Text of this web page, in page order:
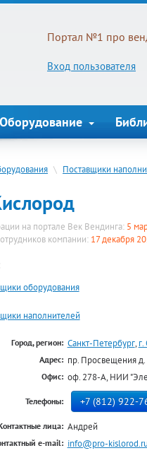
Портал №1 про
Вход пользователя
Оборудование
\ Поставщики
на портале Век Вендинга: 5
компании: 17 декабря
оборудования
наполнителей
Город, регион: Санкт-Петербург,
Адрес: пр. Просвещения д.
Офис: оф. 278-А, НИИ
Телефоны: +7 (812) 922-
лица: Андрей
e-mail: info@pro-kislorod.ru